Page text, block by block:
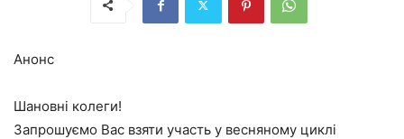
Анонс
Шановні колеги!
Запрошуємо Вас взяти участь у весняному циклі